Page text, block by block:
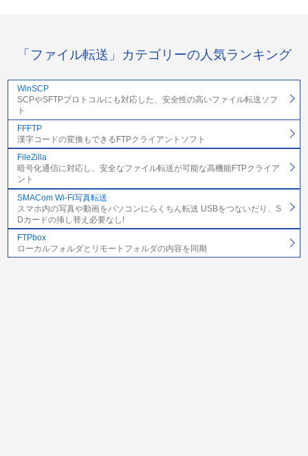
「ファイル転送」カテゴリーの人気ランキング
WinSCP
SCPやSFTPプロトコルにも対応した、安全性の高いファイル転送ソフ
ト
FFFTP
漢字コードの変換もできるFTPクライアントソフト
FileZilla
暗号化通信に対応し、安全なファイル転送が可能な高機能FTPクライア
ント
SMACom Wi-Fi写真転送
スマホ内の写真や動画をパソコンにらくちん転送 USBをつないだり、S
Dカードの挿し替え必要なし!
FTPbox
ローカルフォルダとリモートフォルダの内容を同期